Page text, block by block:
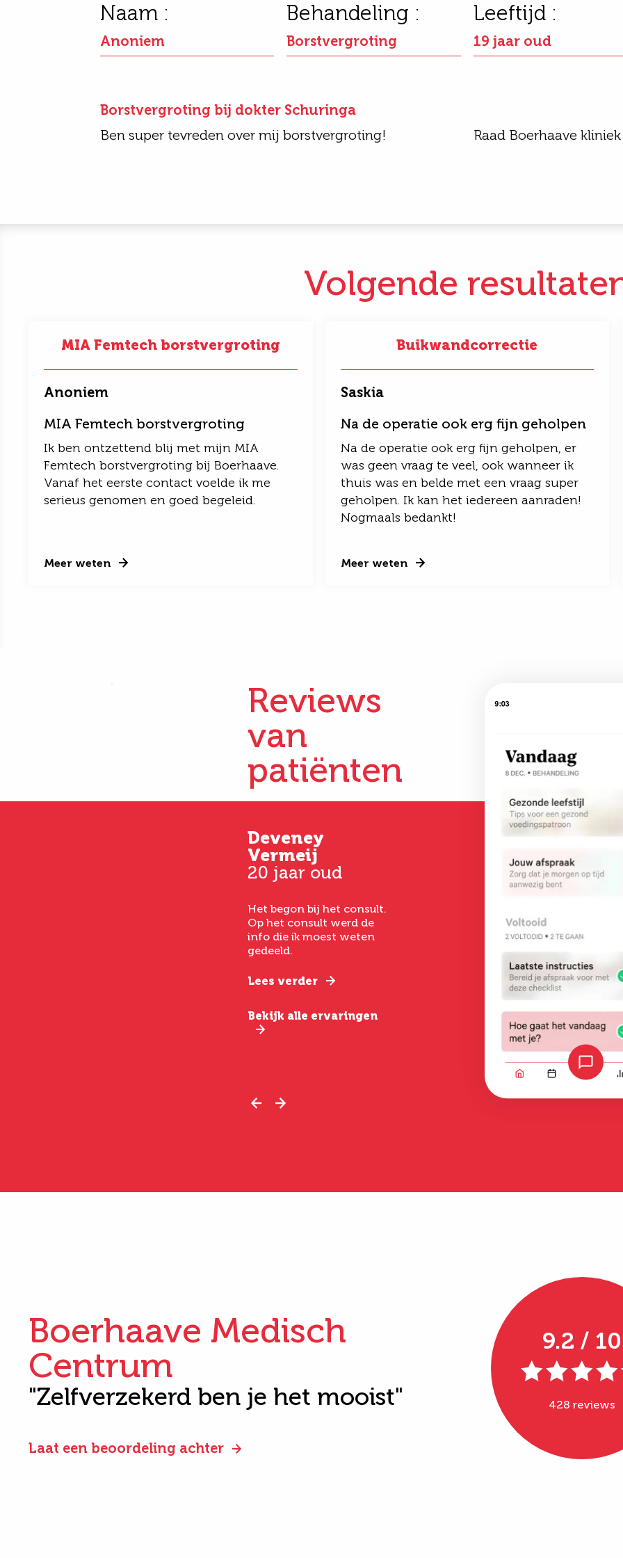
Naam :
Anoniem
Behandeling :
Borstvergroting
Leeftijd :
19 jaar oud
Borstvergroting bij dokter Schuringa
Ben super tevreden over mij borstvergroting!
Raad Boerhaave
Volgende
MIA Femtech borstvergroting
Anoniem
MIA Femtech borstvergroting
Ik ben ontzettend blij met mijn MIA
Femtech borstvergroting bij Boerhaave.
Vanaf het eerste contact voelde ik me
serieus genomen en goed begeleid.
Meer weten
Buikwandcorrectie
Saskia
Na de operatie ook erg fijn geholpen
Na de operatie ook erg fijn geholpen, er
was geen vraag te veel, ook wanneer ik
thuis was en belde met een vraag super
geholpen. Ik kan het iedereen aanraden!
Nogmaals bedankt!
Meer weten
Reviews
van
patiënten
Deveney
Vermeij
20 jaar oud
Het begon bij het consult.
Op het consult werd de
info die ik moest weten
gedeeld.
Lees verder
Bekijk alle ervaringen
Hoever-Houkes
nazorg en een geweldig
Kim
33 jaar oud
Vanaf het eerste
het laten
een
verstand van
Lees verder
Bekijk alle
Boerhaave Medisch
Centrum
"Zelfverzekerd ben je het mooist"
9.2 / 10
428 reviews
Laat een beoordeling achter